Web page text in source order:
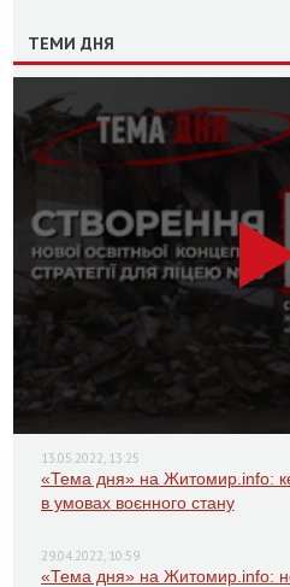
ТЕМИ ДНЯ
13.05.2022, 13:25
«Тема дня» на Житомир.info:
в умовах воєнного стану
29.04.2022, 10:59
«Тема дня» на Житомир.info: